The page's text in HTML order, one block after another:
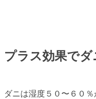
プラス効果で
ダニは湿度５０〜６０